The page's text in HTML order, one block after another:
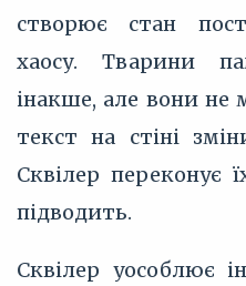
створює стан
хаосу. Тварини
інакше, але вони не
текст на стіні
Сквілер переконує
підводить.
Сквілер уособлює